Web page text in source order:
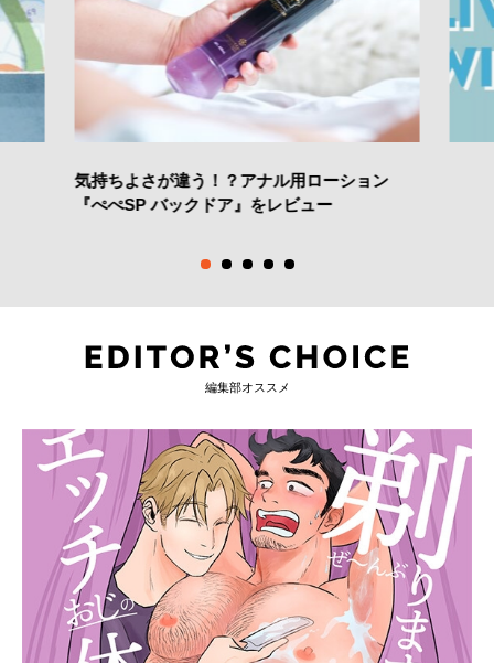
気持ちよさが違う！？アナル用ローション
『ぺぺSP バックドア』をレビュー
編集部オススメ